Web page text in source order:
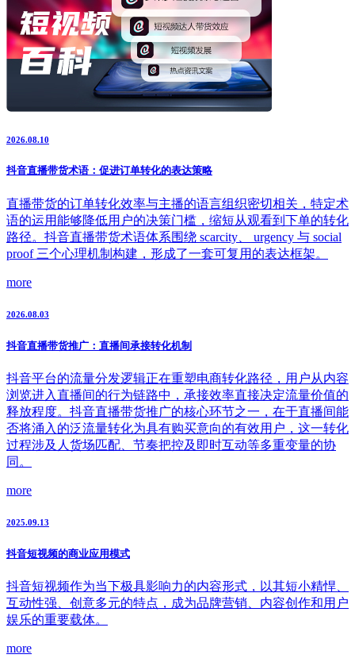
2026.08.10
抖音直播带货术语：促进订单转化的表达策略
直播带货的订单转化效率与主播的语言组织密切相关，特定术
语的运用能够降低用户的决策门槛，缩短从观看到下单的转化
路径。抖音直播带货术语体系围绕 scarcity、 urgency 与 social
proof 三个心理机制构建，形成了一套可复用的表达框架。
more
2026.08.03
抖音直播带货推广：直播间承接转化机制
抖音平台的流量分发逻辑正在重塑电商转化路径，用户从内容
浏览进入直播间的行为链路中，承接效率直接决定流量价值的
释放程度。抖音直播带货推广的核心环节之一，在于直播间能
否将涌入的泛流量转化为具有购买意向的有效用户，这一转化
过程涉及人货场匹配、节奏把控及即时互动等多重变量的协
同。
more
2025.09.13
抖音短视频的商业应用模式
抖音短视频作为当下极具影响力的内容形式，以其短小精悍、
互动性强、创意多元的特点，成为品牌营销、内容创作和用户
娱乐的重要载体。
more